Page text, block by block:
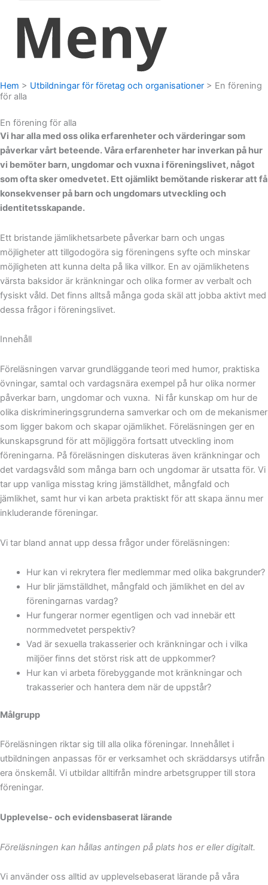
Hem > Utbildningar för företag och organisationer > En förening
för alla
En förening för alla
Vi har alla med oss olika erfarenheter och värderingar som
påverkar vårt beteende. Våra erfarenheter har inverkan på hur
vi bemöter barn, ungdomar och vuxna i föreningslivet, något
som ofta sker omedvetet. Ett ojämlikt bemötande riskerar att få
konsekvenser på barn och ungdomars utveckling och
identitetsskapande.
Ett bristande jämlikhetsarbete påverkar barn och ungas
möjligheter att tillgodogöra sig föreningens syfte och minskar
möjligheten att kunna delta på lika villkor. En av ojämlikhetens
värsta baksidor är kränkningar och olika former av verbalt och
fysiskt våld. Det finns alltså många goda skäl att jobba aktivt med
dessa frågor i föreningslivet.
Innehåll
Föreläsningen varvar grundläggande teori med humor, praktiska
övningar, samtal och vardagsnära exempel på hur olika normer
påverkar barn, ungdomar och vuxna. Ni får kunskap om hur de
olika diskrimineringsgrunderna samverkar och om de mekanismer
som ligger bakom och skapar ojämlikhet. Föreläsningen ger en
kunskapsgrund för att möjliggöra fortsatt utveckling inom
föreningarna. På föreläsningen diskuteras även kränkningar och
det vardagsvåld som många barn och ungdomar är utsatta för. Vi
tar upp vanliga misstag kring jämställdhet, mångfald och
jämlikhet, samt hur vi kan arbeta praktiskt för att skapa ännu mer
inkluderande föreningar.
Vi tar bland annat upp dessa frågor under föreläsningen:
Hur kan vi rekrytera fler medlemmar med olika bakgrunder?
Hur blir jämställdhet, mångfald och jämlikhet en del av
föreningarnas vardag?
Hur fungerar normer egentligen och vad innebär ett
normmedvetet perspektiv?
Vad är sexuella trakasserier och kränkningar och i vilka
miljöer finns det störst risk att de uppkommer?
Hur kan vi arbeta förebyggande mot kränkningar och
trakasserier och hantera dem när de uppstår?
Målgrupp
Föreläsningen riktar sig till alla olika föreningar. Innehållet i
utbildningen anpassas för er verksamhet och skräddarsys utifrån
era önskemål. Vi utbildar alltifrån mindre arbetsgrupper till stora
föreningar.
Upplevelse- och evidensbaserat lärande
Föreläsningen kan hållas antingen på plats hos er eller digitalt.
Vi använder oss alltid av upplevelsebaserat lärande på våra